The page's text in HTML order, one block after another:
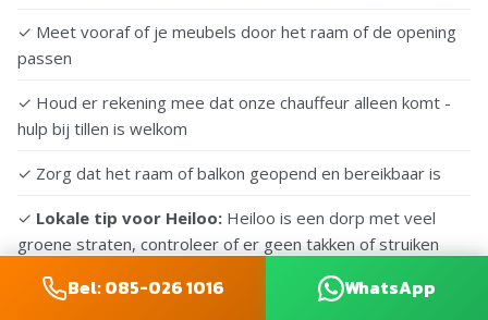
✓ Meet vooraf of je meubels door het raam of de opening
passen
✓ Houd er rekening mee dat onze chauffeur alleen komt -
hulp bij tillen is welkom
✓ Zorg dat het raam of balkon geopend en bereikbaar is
✓ Lokale tip voor Heiloo: Heiloo is een dorp met veel
groene straten, controleer of er geen takken of struiken
Bel: 085-026 1016 WhatsApp